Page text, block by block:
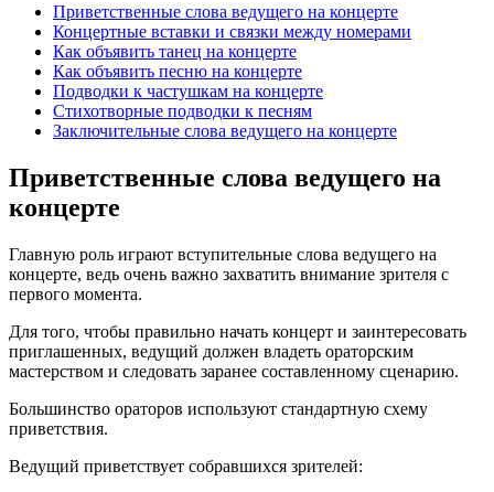
Приветственные слова ведущего на концерте
Концертные вставки и связки между номерами
Как объявить танец на концерте
Как объявить песню на концерте
Подводки к частушкам на концерте
Стихотворные подводки к песням
Заключительные слова ведущего на концерте
Приветственные слова ведущего на
концерте
Главную роль играют вступительные слова ведущего на
концерте, ведь очень важно захватить внимание зрителя с
первого момента.
Для того, чтобы правильно начать концерт и заинтересовать
приглашенных, ведущий должен владеть ораторским
мастерством и следовать заранее составленному сценарию.
Большинство ораторов используют стандартную схему
приветствия.
Ведущий приветствует собравшихся зрителей: